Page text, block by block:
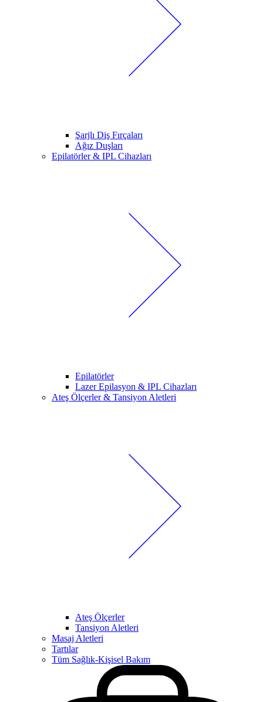
Şarjlı Diş Fırçaları
Ağız Duşları
Epilatörler & IPL Cihazları
Epilatörler
Lazer Epilasyon & IPL Cihazları
Ateş Ölçerler & Tansiyon Aletleri
Ateş Ölçerler
Tansiyon Aletleri
Masaj Aletleri
Tartılar
Tüm Sağlık-Kişisel Bakım